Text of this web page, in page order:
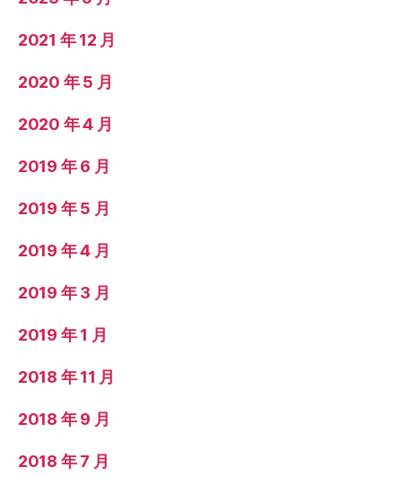
2021 年 12 月
2020 年 5 月
2020 年 4 月
2019 年 6 月
2019 年 5 月
2019 年 4 月
2019 年 3 月
2019 年 1 月
2018 年 11 月
2018 年 9 月
2018 年 7 月